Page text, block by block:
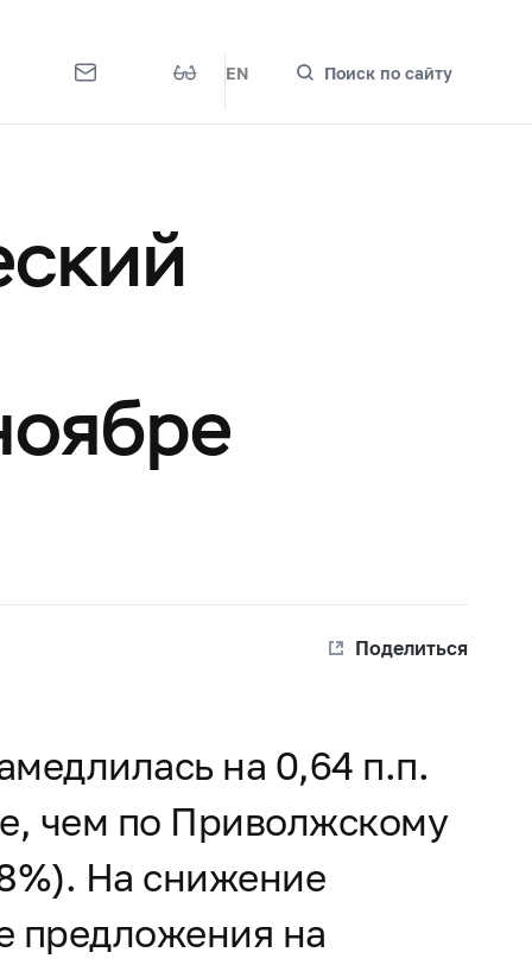
EN Поиск по сайту
Поделиться
на 0,64 п.п.
чем по Приволжскому
На снижение
предложения на